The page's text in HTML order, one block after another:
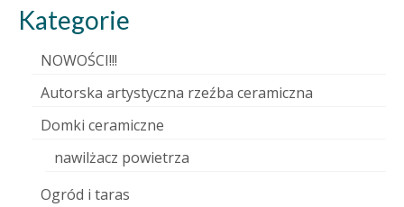
Kategorie
NOWOŚCI!!!
Autorska artystyczna rzeźba ceramiczna
Domki ceramiczne
nawilżacz powietrza
Ogród i taras